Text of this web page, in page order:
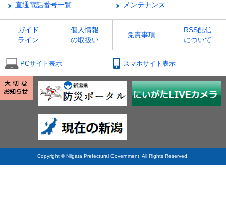
直通電話番号一覧
メンテナンス
ガイド
ライン
個人情報
の取扱い
免責事項
RSS配信
について
PCサイト表示 スマホサイト表示
Copyright © Niigata Prefectural Government. All Rights Reserved.